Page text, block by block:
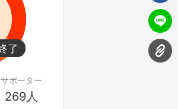
サポーター
269人